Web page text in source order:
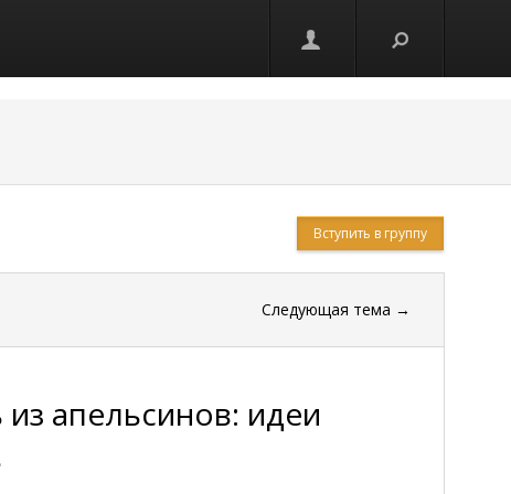
Вступить в группу
Следующая тема →
апельсинов: идеи